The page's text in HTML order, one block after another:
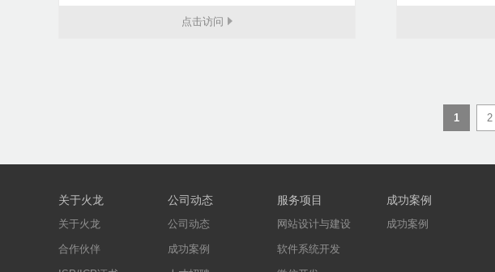
点击访问
1 2
关于火龙
关于火龙
合作伙伴
公司动态
公司动态
成功案例
服务项目
网站设计与建设
软件系统开发
成功案例
成功案例